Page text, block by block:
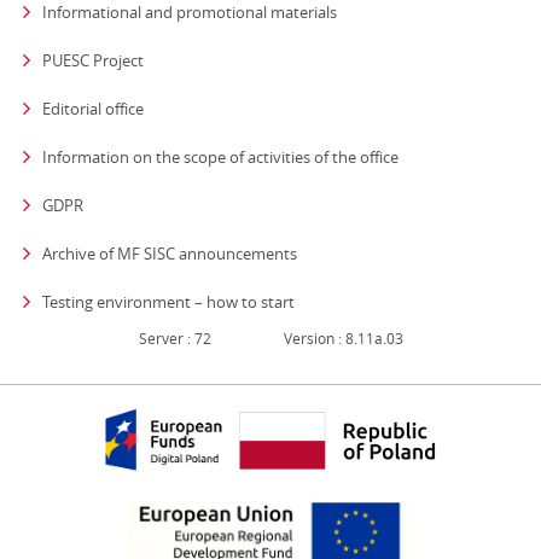
Informational and promotional materials
PUESC Project
Editorial office
Information on the scope of activities of the officestrona otwiera się
GDPR
Archive of MF SISC announcements
Testing environment – how to start
Server : 72 Version : 8.11a.03